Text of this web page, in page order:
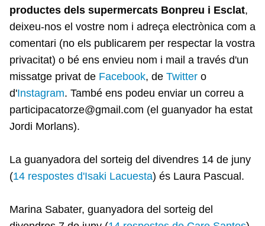
productes dels supermercats Bonpreu i Esclat,
deixeu-nos el vostre nom i adreça electrònica com a
comentari (no els publicarem per respectar la vostra
privacitat) o bé ens envieu nom i mail a través d'un
missatge privat de Facebook, de Twitter o
d'Instagram. També ens podeu enviar un correu a
participacatorze@gmail.com (el guanyador ha estat
Jordi Morlans).
La guanyadora del sorteig del divendres 14 de juny
(14 respostes d'Isaki Lacuesta) és Laura Pascual.
Marina Sabater, guanyadora del sorteig del